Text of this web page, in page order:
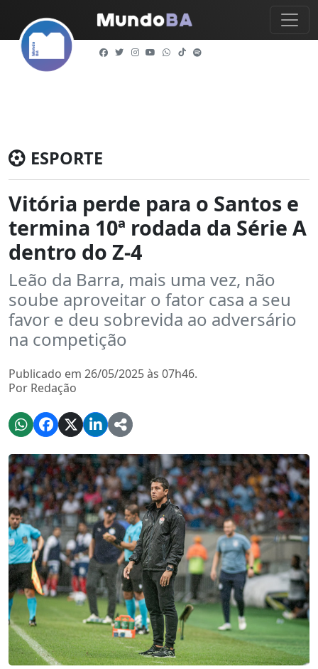
ESPORTE
Vitória perde para o Santos e
termina 10ª rodada da Série A
dentro do Z-4
Leão da Barra, mais uma vez, não
soube aproveitar o fator casa a seu
favor e deu sobrevida ao adversário
na competição
Publicado em 26/05/2025 às 07h46.
Por Redação